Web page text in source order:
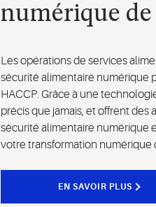
numérique
Les opérations de services
sécurité alimentaire numérique
HACCP. Grâce à une
précis que jamais, et offrent
sécurité alimentaire numérique
votre transformation numérique
EN SAVOIR PLUS